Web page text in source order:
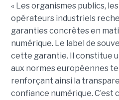
« Les organismes publics,
opérateurs industriels
garanties concrètes en
numérique. Le label de
cette garantie. Il constitue
aux normes européennes
renforçant ainsi la
confiance numérique.